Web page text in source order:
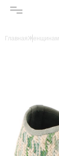
ГлавнаяЖенщинам